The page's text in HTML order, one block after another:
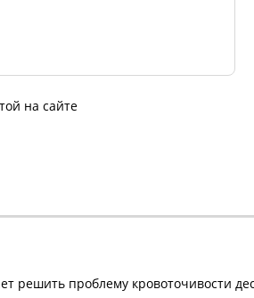
на сайте
решить проблему кровоточивости